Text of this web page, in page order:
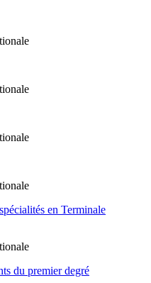
en Terminale
du premier degré